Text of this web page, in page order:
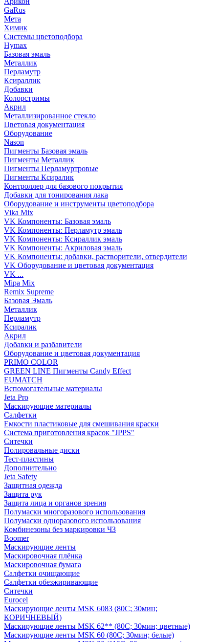
GaRus
Мета
Химик
Системы цветоподбора
Hymax
Базовая эмаль
Металлик
Перламутр
Ксираллик
Добавки
Колорстримы
Акрил
Металлизированное стекло
Цветовая документация
Оборудование
Nason
Пигменты Базовая эмаль
Пигменты Металлик
Пигменты Перламуртровые
Пигменты Ксиралик
Контроллер для базового покрытия
Добавки для тонирования лака
Оборудование и инструменты цветоподбора
Vika Mix
VK Компоненты: Базовая эмаль
VK Компоненты: Перламутр эмаль
VK Компоненты: Ксираллик эмаль
VK Компоненты: Акриловая эмаль
VK Компоненты: добавки, растворители, отвердители
VK Оборудование и цветовая документация
VK ...
Mipa Mix
Remix Supreme
Базовая Эмаль
Металлик
Перламутр
Ксиралик
Акрил
Добавки и разбавители
Оборудование и цветовая документация
PRIMO COLOR
GREEN LINE Пигменты Candy Effect
EUMATCH
Вспомогательные материалы
Jeta Pro
Маскирующие материалы
Салфетки
Емкости пластиковые для смешивания краски
Система приготовления красок "JPPS"
Ситечки
Полировальные диски
Тест-пластины
Дополнительно
Jeta Safety
Защитная одежда
Защита рук
Защита лица и органов зрения
Полумаски многоразового использования
Полумаски одноразового использования
Комбинезоны без маркировки ЧЗ
Boomer
Маскирующие ленты
Маскировочная плёнка
Маскировочная бумага
Салфетки очищающие
Салфетки обезжиривающие
Ситечки
Euroсel
Маскирующие ленты MSK 6083 (80С; 30мин;
КОРИЧНЕВЫЙ)
Маскирующие ленты MSK 62** (80С; 30мин; цветные)
Маскирующие ленты MSK 60 (80С; 30мин; белые)